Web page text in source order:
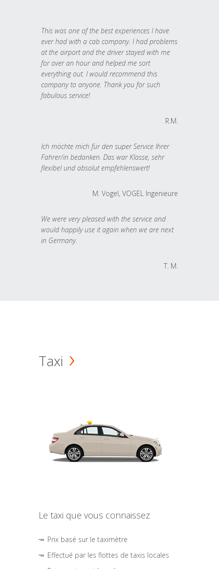
This was one of the best experiences I have
ever had with a cab company. I had problems
at the airport and the driver stayed with me
for over an hour and helped me sort
everything out. I would recommend this
company to anyone. Thank you for such
fabulous service!
R.M.
Ich möchte mich für den super Service Ihrer
Fahrer/in bedanken. Das war Klasse, sehr
flexibel und absolut empfehlenswert!
M. Vogel, VOGEL Ingenieure
We were very pleased with the service and
would happily use it again when we are next
in Germany.
T. M.
Taxi
Le taxi que vous connaissez
Prix basé sur le taximètre
Effectué par les flottes de taxis locales